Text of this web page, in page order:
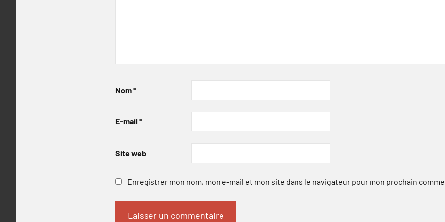
Nom*
E-mail *
Site web
Enregistrer mon nom, mon e-mail et mon site dans le navigateur pour mon prochain